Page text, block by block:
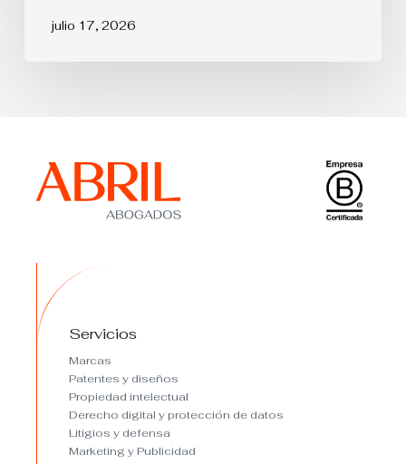
julio 17, 2026
Servicios
Marcas
Patentes y diseños
Propiedad intelectual
Derecho digital y protección de datos
Litigios y defensa
Marketing y Publicidad